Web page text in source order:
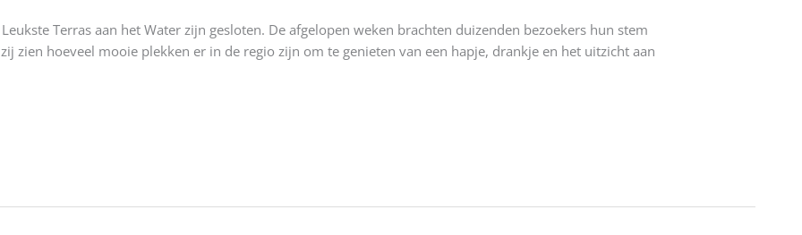
Terras aan het Water zijn gesloten. De afgelopen weken brachten duizenden bezoekers hun stem
zien hoeveel mooie plekken er in de regio zijn om te genieten van een hapje, drankje en het uitzicht aan